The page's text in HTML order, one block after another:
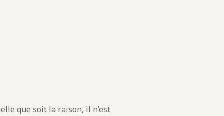
que soit la raison, il n’est